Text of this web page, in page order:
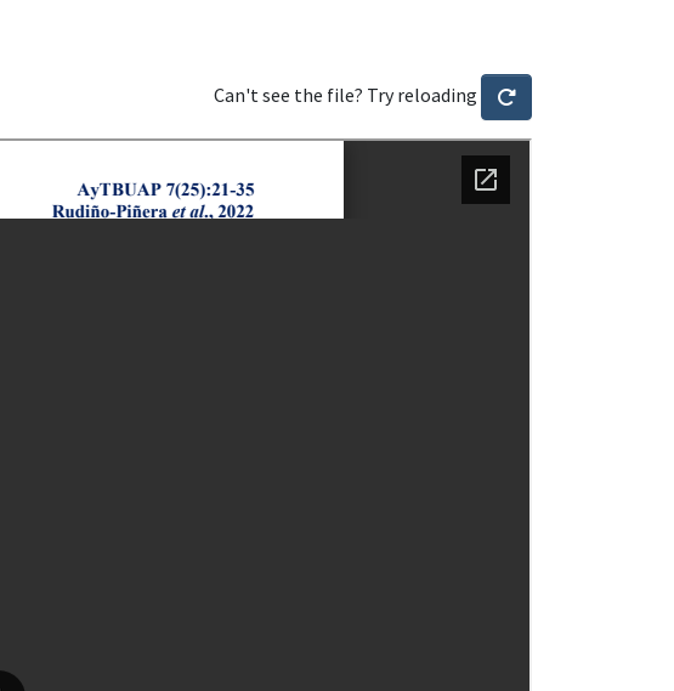
Can't see the file? Try reloading